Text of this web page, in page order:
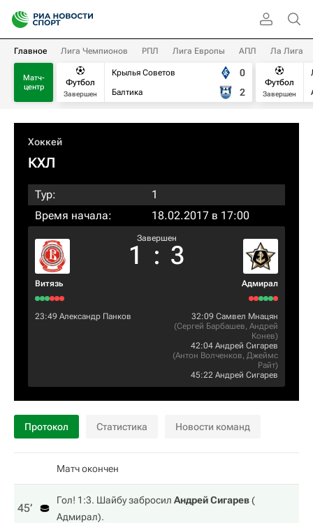
Главное Лига Чемпионов РПЛ Лига Европы АПЛ Ла Лига
Матч-
центр
Футбол
Завершен
Крылья Советов
Балтика
0
2
Футбол
Завершен
Хоккей
КХЛ
Тур:
1
Время начала:
18.02.2017 в 17:00
Витязь
Завершен
1 : 3
Адмирал
23:49 Александр Панков 32:09 Самвел Мнацян
(Сергей Барбашев, Андрей
Конев)
42:04 Андрей Сигарев
(Антон Волченков, Джеймс
Райт)
45:22 Андрей Сигарев
Протокол Статистика Новости команд
Матч окончен
45‎’‎
Гол! 1:3. Шайбу забросил Андрей Сигарев(
Адмирал).